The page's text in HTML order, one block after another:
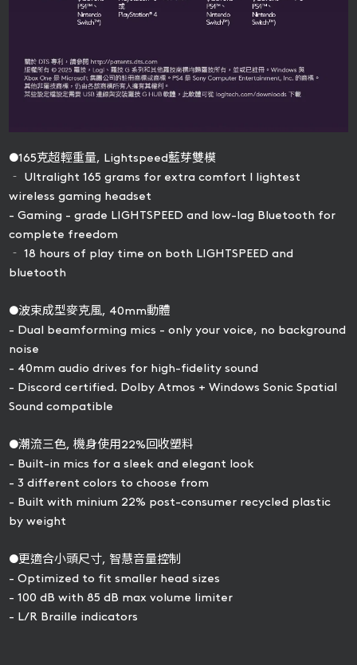
●165克超輕重量, Lightspeed藍芽雙模
‐ Ultralight 165 grams for extra comfort l lightest
wireless gaming headset
- Gaming - grade LIGHTSPEED and low-lag Bluetooth for
complete freedom
‐ 18 hours of play time on both LIGHTSPEED and
bluetooth
●波束成型麥克風, 40mm動體
- Dual beamforming mics - only your voice, no background
noise
- 40mm audio drives for high-fidelity sound
- Discord certified. Dolby Atmos + Windows Sonic Spatial
Sound compatible
●潮流三色, 機身使用22%回收塑料
- Built-in mics for a sleek and elegant look
- 3 different colors to choose from
- Built with minium 22% post-consumer recycled plastic
by weight
●更適合小頭尺寸, 智慧音量控制
- Optimized to fit smaller head sizes
- 100 dB with 85 dB max volume limiter
- L/R Braille indicators